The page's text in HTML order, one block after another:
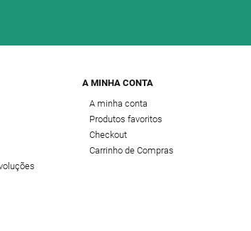
A MINHA CONTA
A minha conta
Produtos favoritos
Checkout
Carrinho de Compras